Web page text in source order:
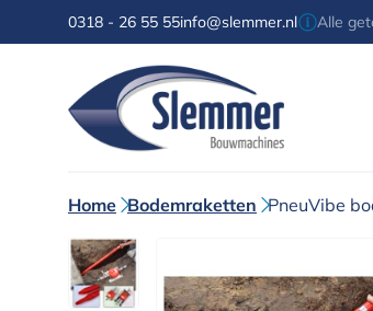
0318 - 26 55 55info@slemmer.nl Alle
Home Bodemraketten PneuVibe